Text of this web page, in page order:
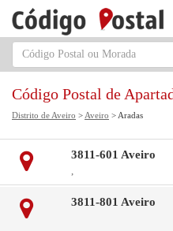
Código Postal de
Distrito de Aveiro > Aveiro > Aradas
3811-601 Aveiro
,
3811-801 Aveiro